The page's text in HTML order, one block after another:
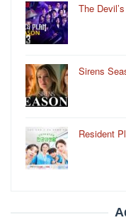
The
Sirens
Resident